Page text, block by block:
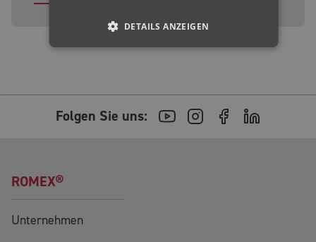
Folgen Sie uns:
ROMEX®
Unternehmen
DETAILS ANZEIGEN